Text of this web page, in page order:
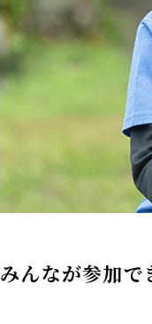
みんなが参加で